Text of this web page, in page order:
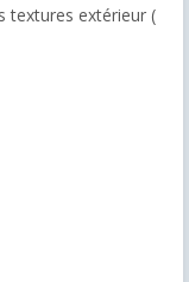
textures extérieur (